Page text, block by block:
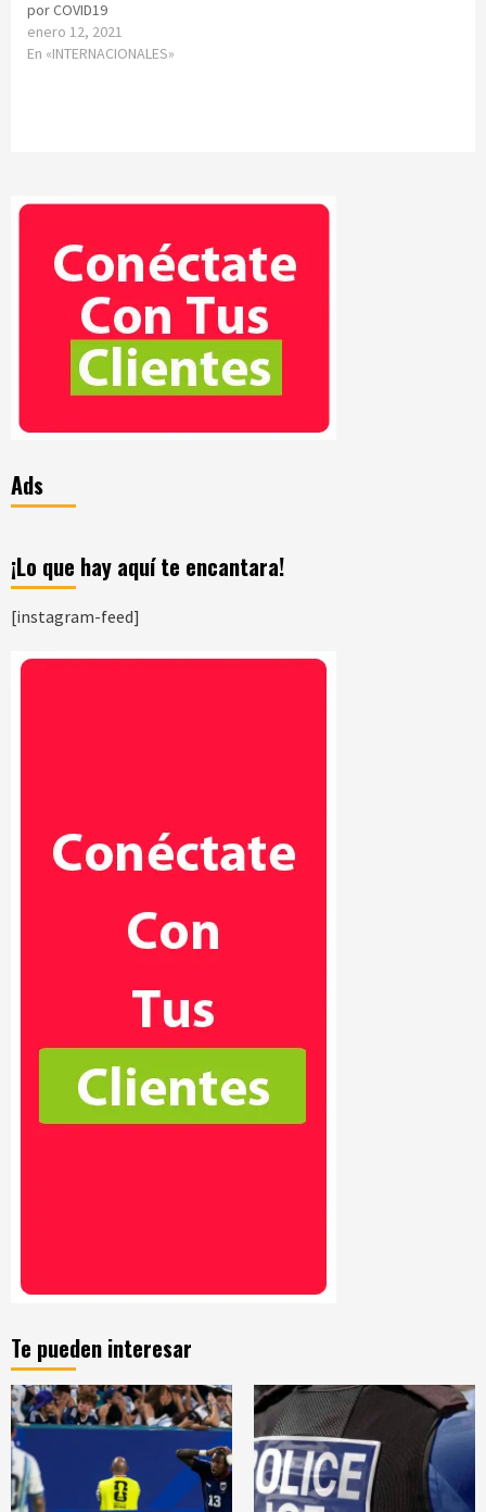
por COVID19
enero 12, 2021
En «INTERNACIONALES»
Ads
¡Lo que hay aquí te encantara!
[instagram-feed]
Te pueden interesar